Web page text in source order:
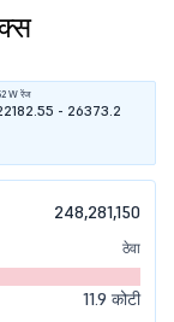
W रेंज
- 26373.2
248,281,150
ठेवा
11.9 कोटी